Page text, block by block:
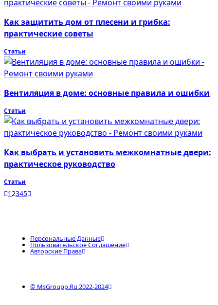
Как защитить дом от плесени и грибка:
практические советы
Статьи
Вентиляция в доме: основные правила и ошибки
Статьи
Как выбрать и установить межкомнатные двери:
практическое руководство
Статьи
12345
Персональные Данные
Пользовательское Соглашение
Авторские Права
© MsGroupp.Ru 2022-2024